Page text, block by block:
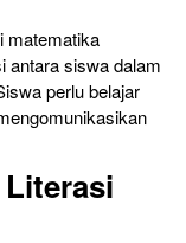
matematika
antara siswa dalam
perlu belajar